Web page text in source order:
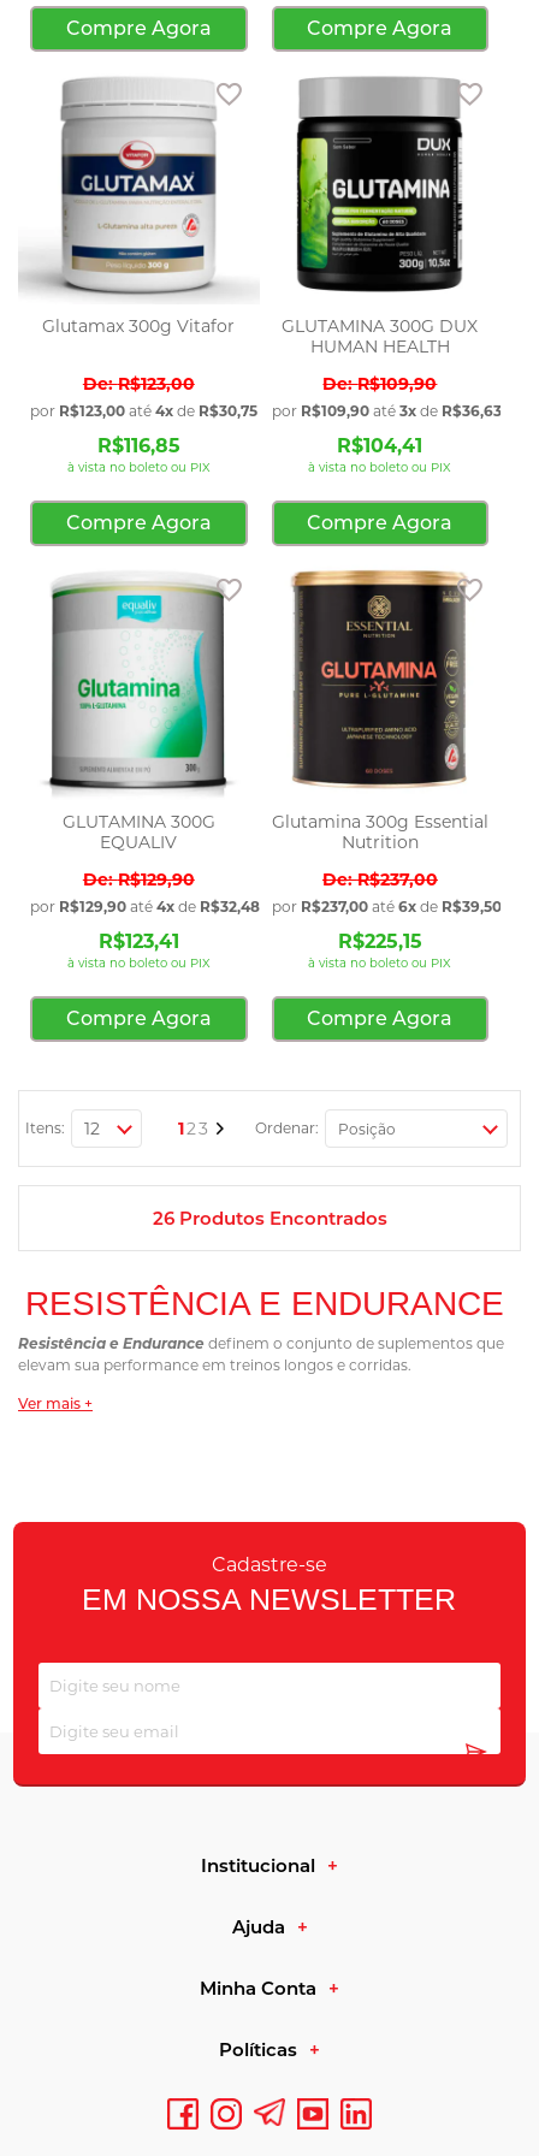
Compre Agora Compre Agora
Glutamax 300g Vitafor
R$123,00
por R$123,00 até 4x de R$30,75 sem juros
R$116,85
à vista no boleto ou PIX
Compre Agora
GLUTAMINA 300G DUX
HUMAN HEALTH
R$109,90
por R$109,90até 3xde R$36,63
R$104,41
à vista no boleto ou PIX
Compre Agora
GLUTAMINA 300G
EQUALIV
R$129,90
por R$129,90 até 4x de R$32,48 sem juros
R$123,41
à vista no boleto ou PIX
Adicionar aos favoritos
Compre Agora
Glutamina 300g Essential
Nutrition
R$237,00
por R$237,00até 6xde R$39,50
R$225,15
à vista no boleto ou PIX
Compre Agora
Itens: Ordenar:
Página
Você esta lendo a pagina
1Página
2Página
3 Página
Próximo
26Produtos Encontrados
RESISTÊNCIA E ENDURANCE
Resistência e Endurance definem o conjunto de suplementos que
elevam sua performance em treinos longos e corridas.
colaboram para maior disposição e recuperação.
Como escolher seu
suplemento
Fórmulas com BCAA para evitar catabolismo.
, preste atenção em:
Aminoácidos essenciais para sustentação de energia.
Principais produtos em
Resistência e Endurance
Ver mais +
Cadastre-se
EM NOSSA NEWSLETTER
Institucional
Ajuda
Minha Conta
Políticas